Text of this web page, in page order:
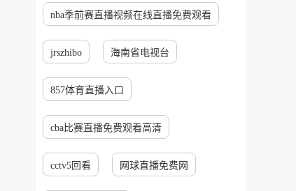
nba季前赛直播视频在线直播免费观看
jrszhibo 海南省电视台
857体育直播入口
cba比赛直播免费观看高清
cctv5回看 网球直播免费网